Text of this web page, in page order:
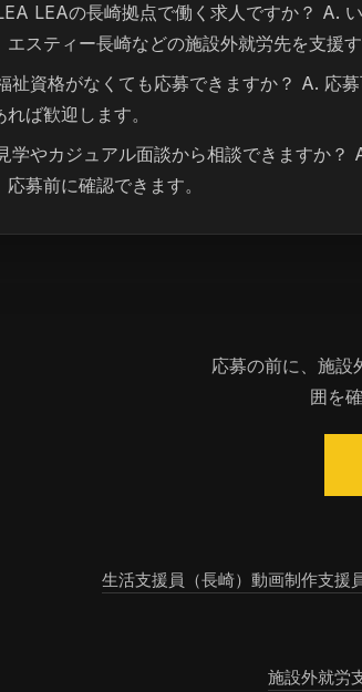
LEAの長崎拠点で働く求人ですか？ A.
エスティー長崎などの施設外就労先を支援す
祉資格がなくても応募できますか？ A. 応
れば歓迎します。
学やカジュアル面談から相談できますか
応募前に確認できます。
応募の前に、施設
囲を
生活支援員（長崎） 動画制作支援
施設外就労